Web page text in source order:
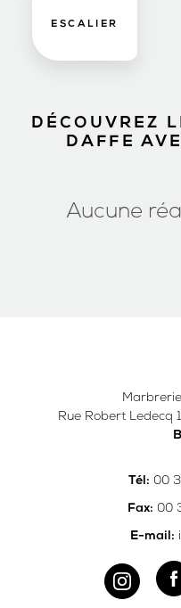
ESCALIER
DÉCOUVREZ
DAFFE
Aucune
Rue Robert Ledecq
Tél: 00
Fax: 00
E-mail: